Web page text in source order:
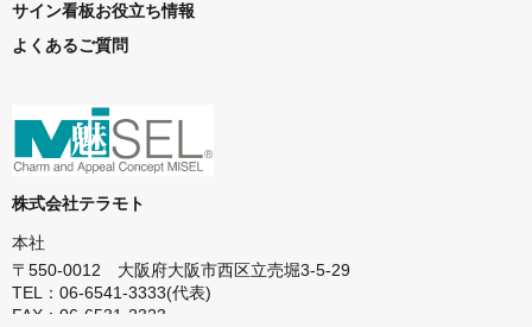
サイン看板お役立ち情報
よくあるご質問
株式会社テラモト
本社
〒550-0012 大阪府大阪市西区立売堀3-5-29
TEL：06-6541-3333(代表)
FAX：06-6531-2323